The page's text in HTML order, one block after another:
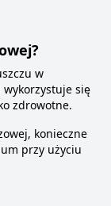
w
wykorzystuje się
zdrowotne.
konieczne
przy użyciu